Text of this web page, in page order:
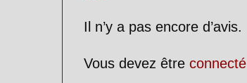
Il n’y a pas encore d’avis.
Vous devez êtreconnecté